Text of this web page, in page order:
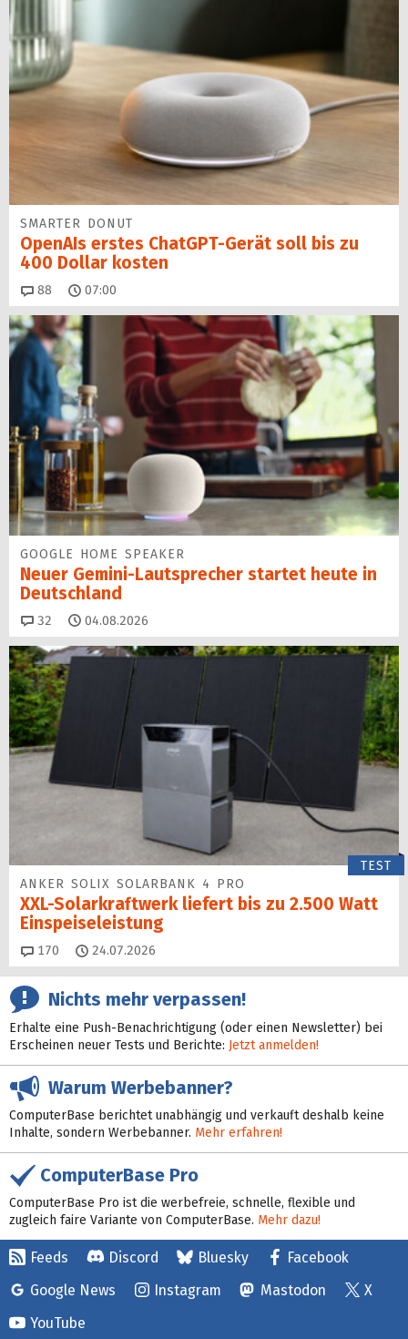
SMARTER DONUT
OpenAIs erstes ChatGPT-Gerät soll bis zu
400 Dollar kosten
88 Kommentare
07:00
GOOGLE HOME SPEAKER
Neuer Gemini-Laut­spre­cher startet heu­te in
Deutschland
32 Kommentare
04.08.2026
TEST
ANKER SOLIX SOLARBANK 4 PRO
XXL-Solarkraftwerk liefert bis zu 2.500 Watt
Einspeise­leistung
170 Kommentare
24.07.2026
Nichts mehr verpassen!
Erhalte eine Push-Benachrichtigung (oder einen Newsletter) bei
Erscheinen neuer Tests und Berichte: Jetzt anmelden!
Warum Werbebanner?
ComputerBase berichtet unabhängig und verkauft deshalb keine
Inhalte, sondern Werbebanner. Mehr erfahren!
ComputerBase Pro
ComputerBase Pro ist die werbefreie, schnelle, flexible und
zugleich faire Variante von ComputerBase. Mehr dazu!
Feeds Discord Bluesky
Facebook
Google News
Instagram Mastodon
X
YouTube